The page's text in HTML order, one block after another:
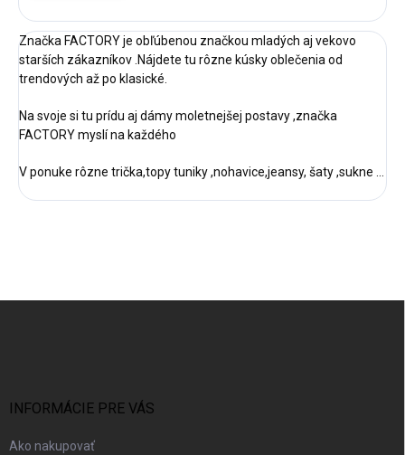
Značka FACTORY je obľúbenou značkou mladých aj vekovo
starších zákazníkov .Nájdete tu rôzne kúsky oblečenia od
trendových až po klasické.
Na svoje si tu prídu aj dámy moletnejšej postavy ,značka
FACTORY myslí na každého
V ponuke rôzne trička,topy tuniky ,nohavice,jeansy, šaty ,sukne ...
INFORMÁCIE PRE VÁS
Ako nakupovať